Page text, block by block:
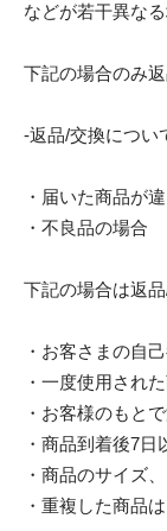
などが若干異な
下記の場合のみ
-返品/交換につい
・届いた商品が
・不良品の場合
下記の場合は返
・お客さまの自
・一度使用され
・お客様のもと
・商品到着後7
・商品のサイズ
・重複した商品